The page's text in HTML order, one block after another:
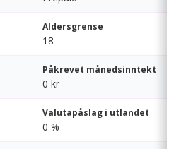
Aldersgrense
18
Påkrevet månedsinntekt
0 kr
Valutapåslag i utlandet
0 %